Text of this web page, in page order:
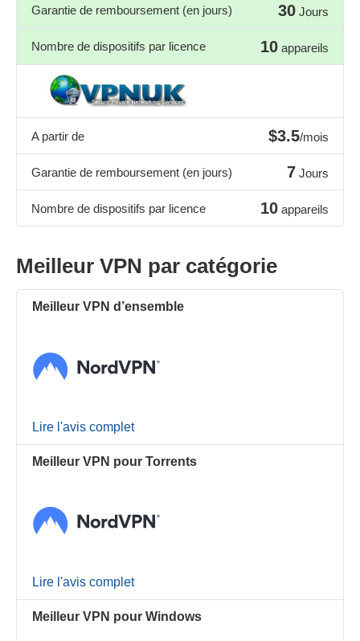
Garantie de remboursement (en jours) 30 Jours
Nombre de dispositifs par licence 10 appareils
A partir de $3.5/mois
Garantie de remboursement (en jours) 7 Jours
Nombre de dispositifs par licence 10 appareils
Meilleur VPN par catégorie
Meilleur VPN d’ensemble
Lire l'avis complet
Meilleur VPN pour Torrents
Lire l'avis complet
Meilleur VPN pour Windows